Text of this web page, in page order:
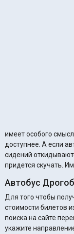
имеет особого
доступнее. А если автобус хороший, то там кондиционеры работают, спинки
сидений
придется скучать.
Автобус
Для того чтобы
стоимости билетов
поиска на сайте
укажите